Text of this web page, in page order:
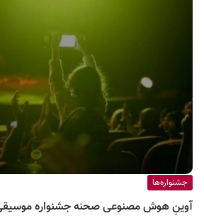
جشنواره‌ها
آوینِ هوش مصنوعی صحنه جشنواره موسیقی